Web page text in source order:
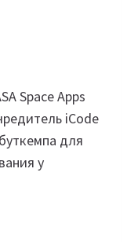
Space Apps
iCode
для
у